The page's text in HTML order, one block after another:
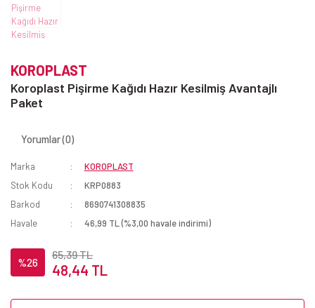
KOROPLAST
Koroplast Pişirme Kağıdı Hazır Kesilmiş Avantajlı
Paket
Yorumlar (0)
Marka
KOROPLAST
Stok Kodu
KRP0883
Barkod
8690741308835
Havale
46,99 TL (%3,00 havale indirimi)
%26
65,39 TL
48,44 TL